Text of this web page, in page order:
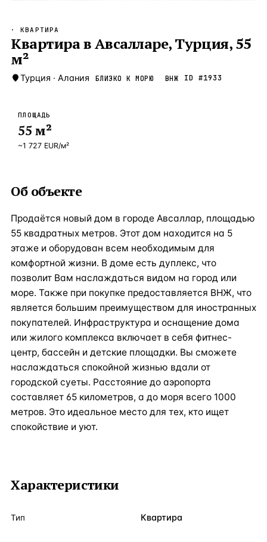
Новороссийск — Локация Россия · 2
Стамбул
Анталия
ЧАСТО ИЩУТ
Турция
· КВАРТИРА
Квартира в Авсалларе, Турция, 55
м²
Турция · Алания БЛИЗКО К МОРЮ ВНЖ ID #1933
ПЛОЩАДЬ
55 м²
~1 727 EUR/м²
Об объекте
Продаётся новый дом в городе Авсаллар, площадью
55 квадратных метров. Этот дом находится на 5
этаже и оборудован всем необходимым для
комфортной жизни. В доме есть дуплекс, что
позволит Вам наслаждаться видом на город или
море. Также при покупке предоставляется ВНЖ, что
является большим преимуществом для иностранных
покупателей. Инфраструктура и оснащение дома
или жилого комплекса включает в себя фитнес-
центр, бассейн и детские площадки. Вы сможете
наслаждаться спокойной жизнью вдали от
городской суеты. Расстояние до аэропорта
составляет 65 километров, а до моря всего 1000
метров. Это идеальное место для тех, кто ищет
спокойствие и уют.
Характеристики
Тип Квартира